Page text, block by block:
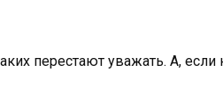
перестают уважать. А, если